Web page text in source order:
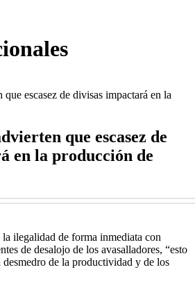
que escasez de
en la producción de
ilegalidad de forma inmediata con
de desalojo de los avasalladores, “esto
desmedro de la productividad y de los